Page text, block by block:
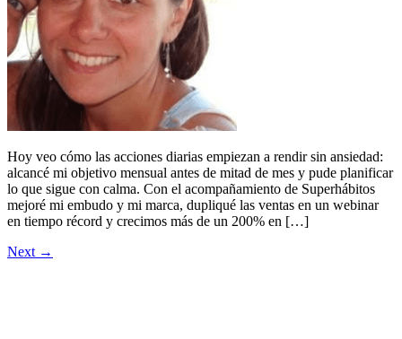
Hoy veo cómo las acciones diarias empiezan a rendir sin ansiedad:
alcancé mi objetivo mensual antes de mitad de mes y pude planificar
lo que sigue con calma. Con el acompañamiento de Superhábitos
mejoré mi embudo y mi marca, dupliqué las ventas en un webinar
en tiempo récord y crecimos más de un 200% en […]
Next →